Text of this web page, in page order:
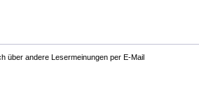
über andere Lesermeinungen per E-Mail